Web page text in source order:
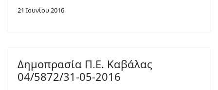
21 Ιουνίου 2016
Δημοπρασία Π.Ε. Καβάλας
04/5872/31-05-2016